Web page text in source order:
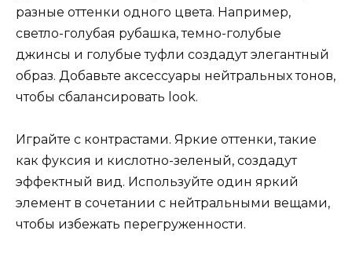
разные оттенки одного цвета. Например,
светло-голубая рубашка, темно-голубые
джинсы и голубые туфли создадут элегантный
образ. Добавьте аксессуары нейтральных тонов,
чтобы сбалансировать look.
Играйте с контрастами. Яркие оттенки, такие
как фуксия и кислотно-зеленый, создадут
эффектный вид. Используйте один яркий
элемент в сочетании с нейтральными вещами,
чтобы избежать перегруженности.